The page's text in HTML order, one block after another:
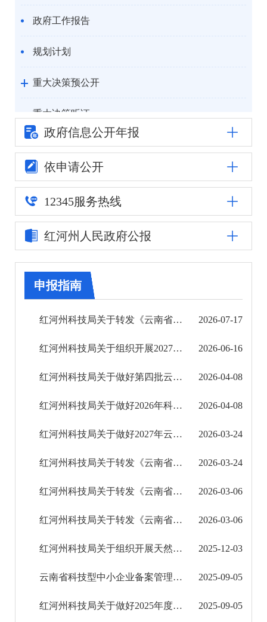
政府工作报告
规划计划
重大决策预公开
重大决策听证
统计信息
自然资源
公安司法
重点领域信息公开
审批改革
住房保障信息公开
财政信息公开
审计结果公告
公共资源交易信息公开
应急管理信息公开
环境保护信息公开
减税降费信息公开
重大建设项目信息公开
征地信息公开
国有土地上房屋征收补偿信息公开
红河州教育信息公开
政府信息公开年报
依申请公开
12345服务热线
红河州人民政府公报
申报指南
红河州科技局关于转发《云南省科技厅关于开展2027年天然橡胶科技计划项目申报的通知》的通知 2026-07-17
红河州科技局关于组织开展2027年重点领域科技计划项目申报工作的通知 2026-06-16
红河州科技局关于做好第四批云南省科技副总选聘工作的通知 2026-04-08
红河州科技局关于做好2026年科技支撑中药材高质量发展科技计划项目申报的通知 2026-04-08
红河州科技局关于做好2027年云南省新时代“银龄科技专家”申报遴选工作的通知 2026-03-24
红河州科技局关于转发《云南省科技厅关于开展2026年度云南省财政支持生物医药产业创新发展专 ... 2026-03-24
红河州科技局关于转发《云南省科学技术厅关于2026年中央引导地方科技发展资金（第二批）项目 ... 2026-03-06
红河州科技局关于转发《云南省科技厅关于2026年度建设面向南亚东南亚科技创新中心专项申报工 ... 2026-03-06
红河州科技局关于组织开展天然橡胶科技计划项目申报的通知 2025-12-03
云南省科技型中小企业备案管理办法 2025-09-05
红河州科技局关于做好2025年度科技成果转化项目（非平台类）申报工作的通知 2025-09-05